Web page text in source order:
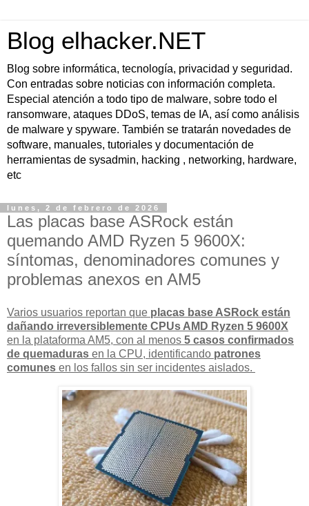
Blog elhacker.NET
Blog sobre informática, tecnología, privacidad y seguridad.
Con entradas sobre noticias con información completa.
Especial atención a todo tipo de malware, sobre todo el
ransomware, ataques DDoS, temas de IA, así como análisis
de malware y spyware. También se tratarán novedades de
software, manuales, tutoriales y documentación de
herramientas de sysadmin, hacking , networking, hardware,
etc
lunes, 2 de febrero de 2026
Las placas base ASRock están
quemando AMD Ryzen 5 9600X:
síntomas, denominadores comunes y
problemas anexos en AM5
Varios usuarios reportan que placas base ASRock están
dañando irreversiblemente CPUs AMD Ryzen 5 9600X
en la plataforma AM5, con al menos 5 casos confirmados
de quemaduras en la CPU, identificando patrones
comunes en los fallos sin ser incidentes aislados.